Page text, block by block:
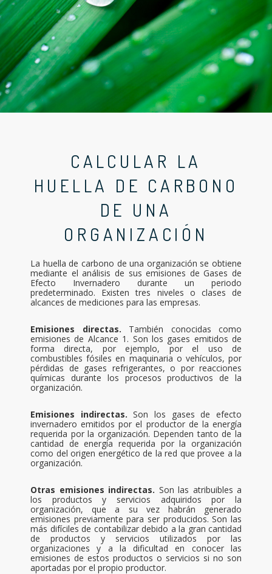
CALCULAR LA
HUELLA DE CARBONO
DE UNA
ORGANIZACIÓN
La huella de carbono de una organización se obtiene
mediante el análisis de sus emisiones de Gases de
Efecto Invernadero durante un periodo
predeterminado. Existen tres niveles o clases de
alcances de mediciones para las empresas.
Emisiones directas. También conocidas como
emisiones de Alcance 1. Son los gases emitidos de
forma directa, por ejemplo, por el uso de
combustibles fósiles en maquinaria o vehículos, por
pérdidas de gases refrigerantes, o por reacciones
químicas durante los procesos productivos de la
organización.
Emisiones indirectas.Son los gases de efecto
invernadero emitidos por el productor de la energía
requerida por la organización. Dependen tanto de la
cantidad de energía requerida por la organización
como del origen energético de la red que provee a la
organización.
Otras emisiones indirectas. Son las atribuibles a
los productos y servicios adquiridos por la
organización, que a su vez habrán generado
emisiones previamente para ser producidos. Son las
más difíciles de contabilizar debido a la gran cantidad
de productos y servicios utilizados por las
organizaciones y a la dificultad en conocer las
emisiones de estos productos o servicios si no son
aportadas por el propio productor.